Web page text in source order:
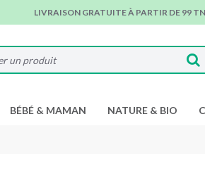
LIVRAISON GRATUITE À PARTIR DE 99
BÉBÉ & MAMAN NATURE & BIO